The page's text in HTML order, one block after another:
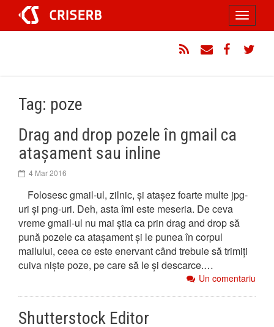
conținut
Toggle
Tag: poze
Drag and drop pozele în gmail ca
atașament sau inline
4 Mar 2016
Folosesc gmail-ul, zilnic, și atașez foarte multe jpg-
uri și png-uri. Deh, asta îmi este meseria. De ceva
vreme gmail-ul nu mai știa ca prin drag and drop să
pună pozele ca atașament și le punea în corpul
mailului, ceea ce este enervant când trebuie să trimiți
cuiva niște poze, pe care să le și descarce.…
Un comentariu
Shutterstock Editor